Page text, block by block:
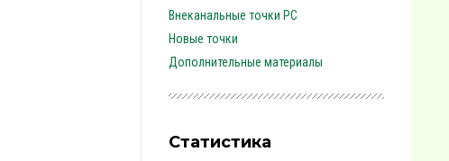
Внеканальные точки PC
Новые точки
Дополнительные материалы
Статистика